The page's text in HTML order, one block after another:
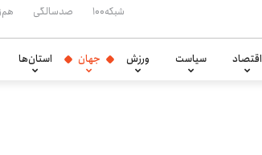
شبکه۱۰۰ صدسالگی
اقتصاد سیاست ورزش جهان استان‌ها